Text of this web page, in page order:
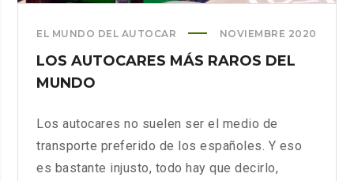
EL MUNDO DEL AUTOCAR NOVIEMBRE 2020
LOS AUTOCARES MÁS RAROS DEL
MUNDO
Los autocares no suelen ser el medio de
transporte preferido de los españoles. Y eso
es bastante injusto, todo hay que decirlo,